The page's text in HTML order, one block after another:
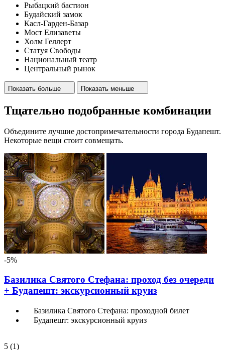
Рыбацкий бастион
Будайский замок
Касл-Гарден-Базар
Мост Елизаветы
Холм Геллерт
Статуя Свободы
Национальный театр
Центральный рынок
Показать больше Показать меньше
Тщательно подобранные комбинации
Объедините лучшие достопримечательности города Будапешт.
Некоторые вещи стоит совмещать.
-5%
Базилика Святого Стефана: проход без очереди
+ Будапешт: экскурсионный круиз
Базилика Святого Стефана: проходной билет
Будапешт: экскурсионный круиз
5 (1)